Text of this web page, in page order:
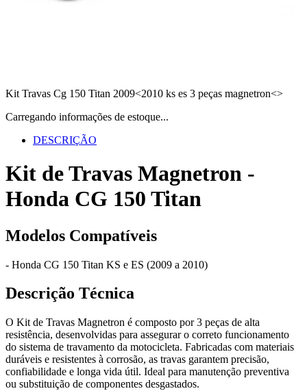
Kit Travas Cg 150 Titan 2009<2010 ks es 3 peças magnetron<>
Carregando informações de estoque...
DESCRIÇÃO
Kit de Travas Magnetron -
Honda CG 150 Titan
Modelos Compatíveis
- Honda CG 150 Titan KS e ES (2009 a 2010)
Descrição Técnica
O Kit de Travas Magnetron é composto por 3 peças de alta
resistência, desenvolvidas para assegurar o correto funcionamento
do sistema de travamento da motocicleta. Fabricadas com materiais
duráveis e resistentes à corrosão, as travas garantem precisão,
confiabilidade e longa vida útil. Ideal para manutenção preventiva
ou substituição de componentes desgastados.